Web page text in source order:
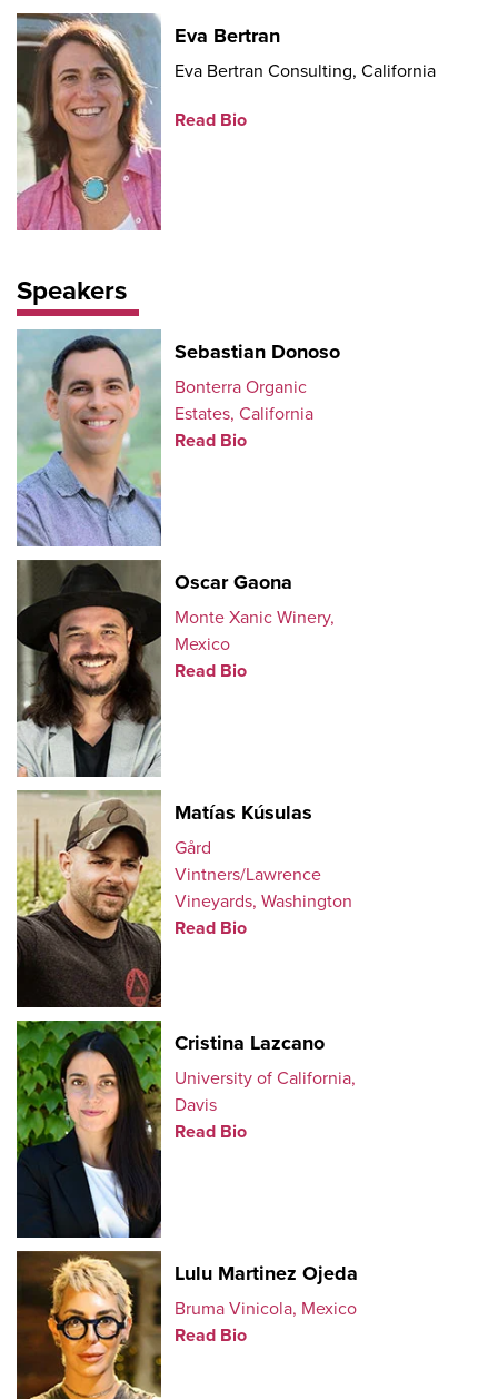
Eva Bertran
Eva Bertran Consulting, California
Read Bio
Speakers
Sebastian Donoso
Bonterra Organic
Estates, California
Read Bio
Oscar Gaona
Monte Xanic Winery,
Mexico
Read Bio
Matías Kúsulas
Gård
Vintners/Lawrence
Vineyards, Washington
Read Bio
Cristina Lazcano
University of California,
Davis
Read Bio
Lulu Martinez Ojeda
Bruma Vinicola, Mexico
Read Bio